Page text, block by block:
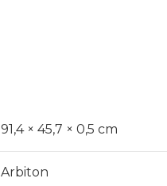
91,4 × 45,7 × 0,5 cm
Arbiton